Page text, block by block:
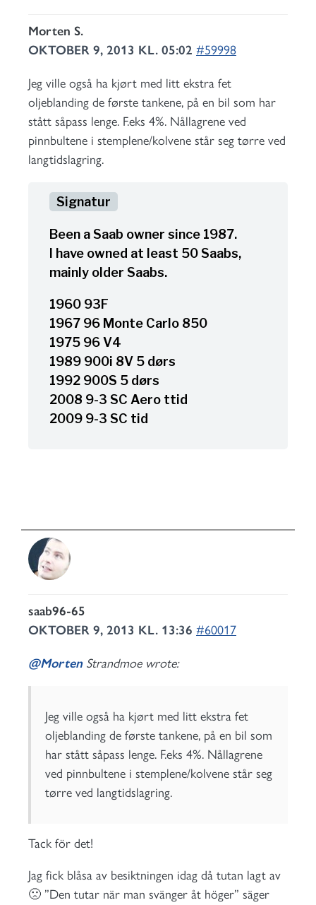
Morten S.
OKTOBER 9, 2013 KL. 05:02 #59998
Jeg ville også ha kjørt med litt ekstra fet
oljeblanding de første tankene, på en bil som har
stått såpass lenge. F.eks 4%. Nållagrene ved
pinnbultene i stemplene/kolvene står seg tørre ved
langtidslagring.
Been a Saab owner since 1987.
I have owned at least 50 Saabs,
mainly older Saabs.
1960 93F
1967 96 Monte Carlo 850
1975 96 V4
1989 900i 8V 5 dørs
1992 900S 5 dørs
2008 9-3 SC Aero ttid
2009 9-3 SC tid
saab96-65
OKTOBER 9, 2013 KL. 13:36 #60017
@MortenStrandmoe wrote:
Jeg ville også ha kjørt med litt ekstra fet
oljeblanding de første tankene, på en bil som
har stått såpass lenge. F.eks 4%. Nållagrene
ved pinnbultene i stemplene/kolvene står seg
tørre ved langtidslagring.
Tack för det!
Jag fick blåsa av besiktningen idag då tutan lagt av
🙁 ”Den tutar när man svänger åt höger” säger